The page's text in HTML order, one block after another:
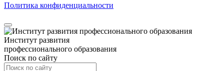
Политика конфиденциальности
Институт развития
профессионального образования
Поиск по сайту